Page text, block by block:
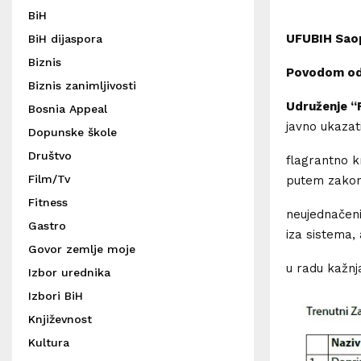
UFUBIH
Povodom
Udruženje
javno
flagrantno
putem
iza sistema,
u radu
BiH
BiH dijaspora
Biznis
Biznis zanimljivosti
Bosnia Appeal
Dopunske škole
Društvo
Film/Tv
Fitness
Gastro
Govor zemlje moje
Izbor urednika
Izbori BiH
Književnost
Kultura